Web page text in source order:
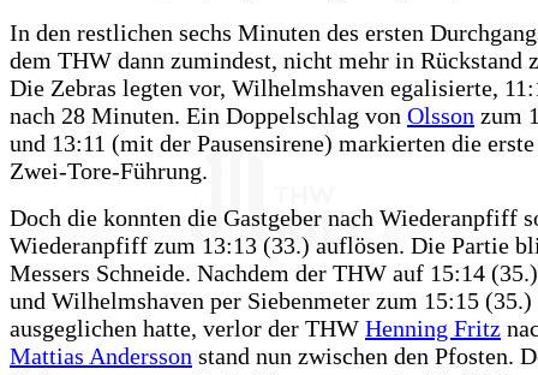
In den restlichen sechs Minuten des ersten
dem THW dann zumindest, nicht mehr in Rückstand
Die Zebras legten vor, Wilhelmshaven egalisierte,
nach 28 Minuten. Ein Doppelschlag von Olsson zum
und 13:11 (mit der Pausensirene) markierten die
Zwei-Tore-Führung.
Doch die konnten die Gastgeber nach Wiederanpfiff
Wiederanpfiff zum 13:13 (33.) auflösen. Die Partie
Messers Schneide. Nachdem der THW auf 15:14
und Wilhelmshaven per Siebenmeter zum 15:15 (35.)
ausgeglichen hatte, verlor der THW Henning Fritz
Mattias Andersson stand nun zwischen den Pfosten.